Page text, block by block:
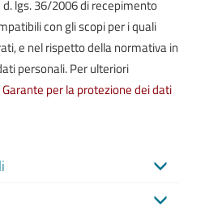
lgs. 36/2006 di recepimento
con gli scopi per i quali
e nel rispetto della normativa in
personali. Per ulteriori
per la protezione dei dati